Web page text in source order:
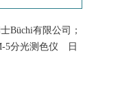
Büchi有限公司；
5分光测色仪 日